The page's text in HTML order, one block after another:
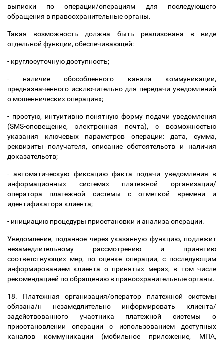
выписки по операции/операциям для последующего
обращения в правоохранительные органы.
Такая возможность должна быть реализована в виде
отдельной функции, обеспечивающей:
- круглосуточную доступность;
- наличие обособленного канала коммуникации,
предназначенного исключительно для передачи уведомлений
о мошеннических операциях;
- простую, интуитивно понятную форму подачи уведомления
(SMS-оповещение, электронная почта), с возможностью
указания ключевых параметров операции: дата, сумма,
реквизиты получателя, описание обстоятельств и наличия
доказательств;
- автоматическую фиксацию факта подачи уведомления в
информационных системах платежной организации/
оператора платежной системы с отметкой времени и
идентификатора клиента;
- инициацию процедуры приостановки и анализа операции.
Уведомление, поданное через указанную функцию, подлежит
незамедлительному рассмотрению и принятию
соответствующих мер, по оценке операции, с последующим
информированием клиента о принятых мерах, в том числе
рекомендацией по обращению в правоохранительные органы.
18. Платежная организация/оператор платежной системы
обязана/н незамедлительно информировать клиента/
задействованного участника платежной системы о
приостановлении операции с использованием доступных
каналов коммуникации (мобильное приложение, МПА,